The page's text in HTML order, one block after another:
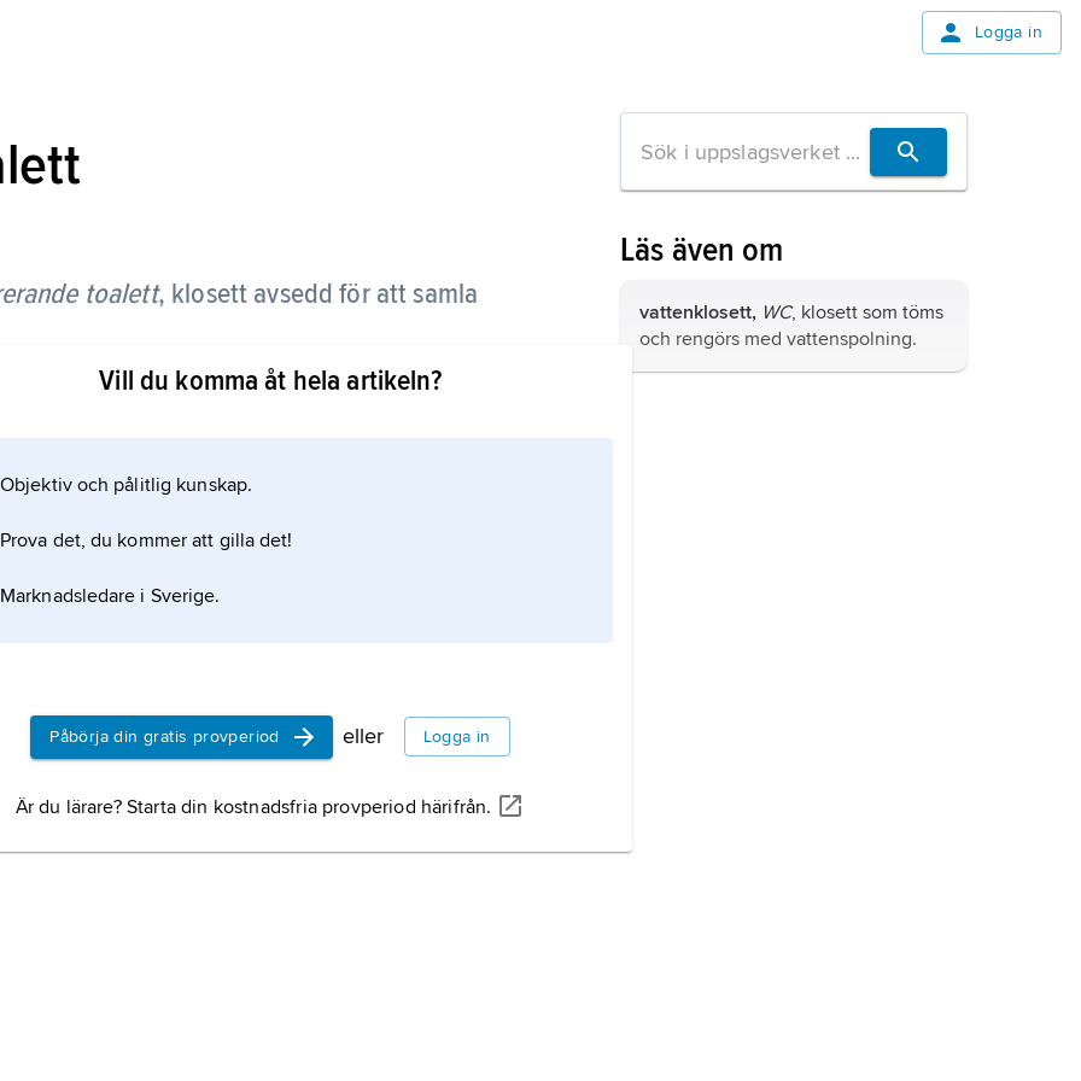
Logga in
toalett, klosett avsedd för att samla
tråg varifrån urinen avleds via ett vattenlås
liten mängd vatten och därmed blir urinen inte
stora mängder näringsämnen och
och över 90 % av
Vill du komma åt hela artikeln?
Objektiv och pålitlig kunskap.
Prova det, du kommer att gilla det!
Marknadsledare i Sverige.
Påbörja din gratis provperiod eller Logga in
Är du lärare? Starta din kostnadsfria provperiod härifrån.
Läs även om
vattenklosett, WC, klosett som töms
och rengörs med vattenspolning.